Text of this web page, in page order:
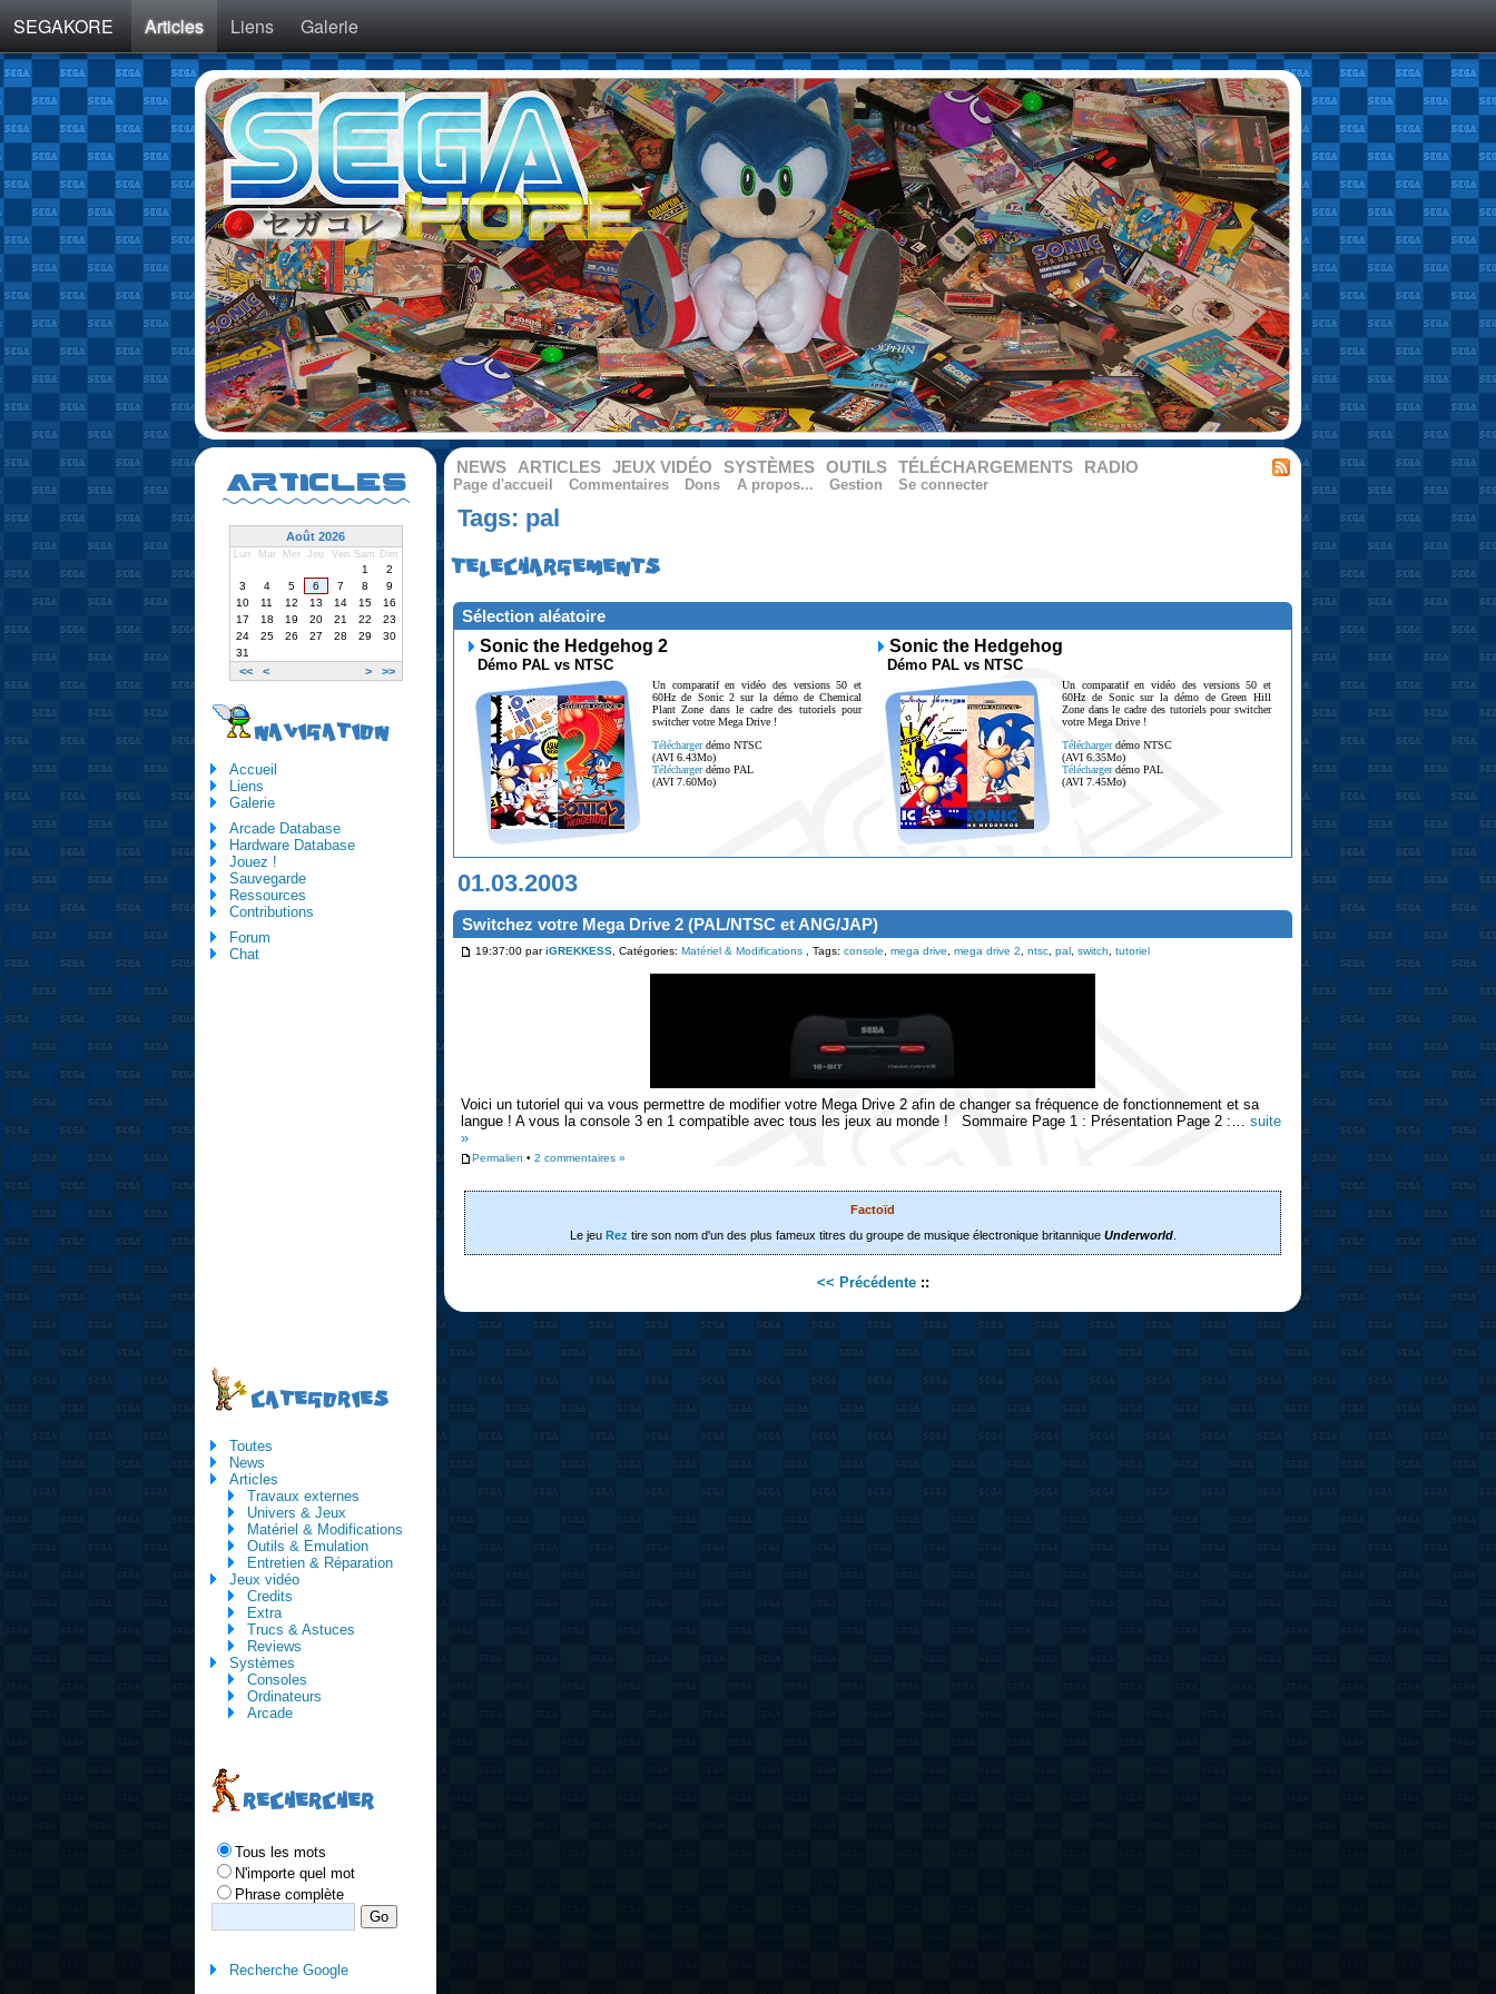
SEGAKORE Articles Liens Galerie
NEWS ARTICLES JEUX VIDÉO SYSTÈMES OUTILS TÉLÉCHARGEMENTS RADIO
Page d'accueil Commentaires Dons A propos... Gestion Se connecter
Tags: pal
TELECHARGEMENTS
Sélection aléatoire
Sonic the Hedgehog 2
Démo PAL vs NTSC
Un comparatif en vidéo des versions 50 et
60Hz de Sonic 2 sur la démo de Chemical
Plant Zone dans le cadre des tutoriels pour
switcher votre Mega Drive !
Téléchargerdémo NTSC
(AVI 6.43Mo)
Téléchargerdémo PAL
(AVI 7.60Mo)
Sonic the Hedgehog
Démo PAL vs NTSC
Un comparatif en vidéo des versions 50 et
60Hz de Sonic sur la démo de Green Hill
Zone dans le cadre des tutoriels pour switcher
votre Mega Drive !
Téléchargerdémo NTSC
(AVI 6.35Mo)
Téléchargerdémo PAL
(AVI 7.45Mo)
01.03.2003
Switchez votre Mega Drive 2 (PAL/NTSC et ANG/JAP)
19:37:00 pariGREKKESS, Catégories: Matériel & Modifications, Tags: console, mega drive, mega drive 2, ntsc, pal, switch, tutoriel
Voici un tutoriel qui va vous permettre de modifier votre Mega Drive 2 afin de changer sa fréquence de fonctionnement et sa
langue ! A vous la console 3 en 1 compatible avec tous les jeux au monde ! Sommaire Page 1 : Présentation Page 2 :…suite
»
Permalien • 2 commentaires »
Factoïd
Le jeu Rez tire son nom d'un des plus fameux titres du groupe de musique électronique britannique Underworld.
<< Précédente::
ARTICLES
Août 2026
Lun Mar Mer Jeu Ven Sam Dim
<< < > >>
1
2
3
4 5 6 7 8
9
10
11 12 13 14 15
16
17
18 19 20 21 22
23
24
25 26 27 28 29
30
31
NAVIGATION
Accueil
Liens
Galerie
Arcade Database
Hardware Database
Jouez !
Sauvegarde
Ressources
Contributions
Forum
Chat
CATEGORIES
Toutes
News
Articles
Travaux externes
Univers & Jeux
Matériel & Modifications
Outils & Emulation
Entretien & Réparation
Jeux vidéo
Credits
Extra
Trucs & Astuces
Reviews
Systèmes
Consoles
Ordinateurs
Arcade
RECHERCHER
Tous les mots
N'importe quel mot
Phrase complète
Recherche Google